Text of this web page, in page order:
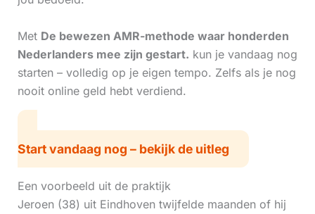
Met De bewezen AMR-methode waar honderden
Nederlanders mee zijn gestart. kun je vandaag nog
starten – volledig op je eigen tempo. Zelfs als je nog
nooit online geld hebt verdiend.
Start vandaag nog – bekijk de uitleg
Een voorbeeld uit de praktijk
Jeroen (38) uit Eindhoven twijfelde maanden of hij